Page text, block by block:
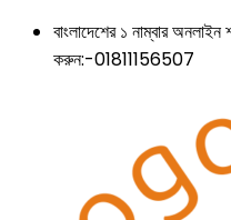
বাংলাদেশের ১ নাম্বার
করুন:-01811156507